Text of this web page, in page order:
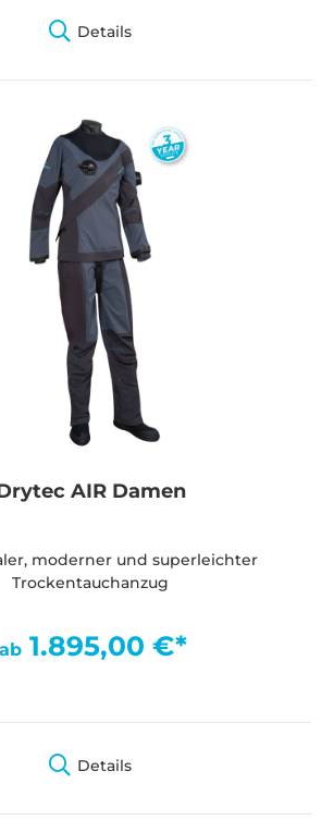
Details
AIR Damen
moderner und superleichter
Trockentauchanzug
ab 1.895,00 €*
Details